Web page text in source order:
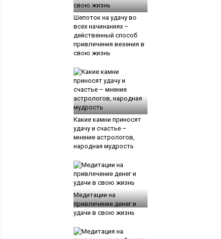
Шепоток на удачу во
всех начинаниях –
действенный способ
привлечения везения в
свою жизнь
Какие камни приносят
удачу и счастье –
мнение астрологов,
народная мудрость
Медитации на
привлечение денег и
удачи в свою жизнь